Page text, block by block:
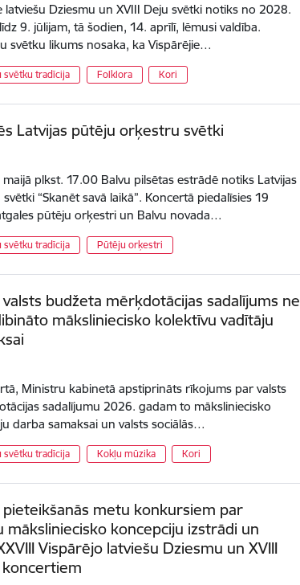
latviešu Dziesmu un XVIII Deju svētki notiks no 2028.
9. jūlijam, tā šodien, 14. aprīlī, lēmusi valdība.
svētku likums nosaka, ka Vispārējie…
svētku tradīcija Folklora Kori
Latvijas pūtēju orķestru svētki
plkst. 17.00 Balvu pilsētas estrādē notiks Latvijas
“Skanēt savā laikā”. Koncertā piedalīsies 19
pūtēju orķestri un Balvu novada…
svētku tradīcija Pūtēju orķestri
budžeta mērķdotācijas sadalījums ne
māksliniecisko kolektīvu vadītāju
Ministru kabinetā apstiprināts rīkojums par valsts
sadalījumu 2026. gadam to māksliniecisko
darba samaksai un valsts sociālās…
svētku tradīcija Kokļu mūzika Kori
pieteikšanās metu konkursiem par
māksliniecisko koncepciju izstrādi un
Vispārējo latviešu Dziesmu un XVIII